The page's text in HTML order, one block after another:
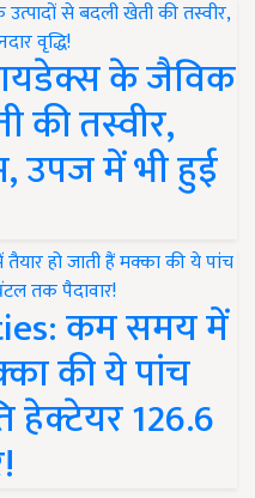
के जैविक
की तस्वीर,
उपज में भी हुई
कम समय में
की ये पांच
हेक्टेयर 126.6